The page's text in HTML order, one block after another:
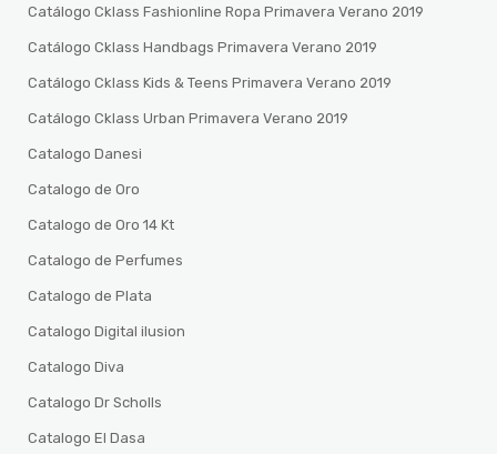
Catálogo Cklass Fashionline Ropa Primavera Verano 2019
Catálogo Cklass Handbags Primavera Verano 2019
Catálogo Cklass Kids & Teens Primavera Verano 2019
Catálogo Cklass Urban Primavera Verano 2019
Catalogo Danesi
Catalogo de Oro
Catalogo de Oro 14 Kt
Catalogo de Perfumes
Catalogo de Plata
Catalogo Digital ilusion
Catalogo Diva
Catalogo Dr Scholls
Catalogo El Dasa